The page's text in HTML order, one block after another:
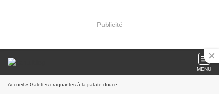
Publicité
MENU
Accueil » Galettes craquantes à la patate douce